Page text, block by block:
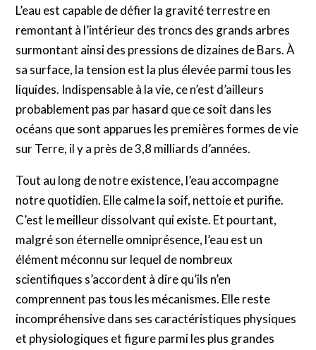
L’eau est capable de défier la gravité terrestre en
remontant à l’intérieur des troncs des grands arbres
surmontant ainsi des pressions de dizaines de Bars. À
sa surface, la tension est la plus élevée parmi tous les
liquides. Indispensable à la vie, ce n’est d’ailleurs
probablement pas par hasard que ce soit dans les
océans que sont apparues les premières formes de vie
sur Terre, il y a près de 3,8 milliards d’années.
Tout au long de notre existence, l’eau accompagne
notre quotidien. Elle calme la soif, nettoie et purifie.
C’est le meilleur dissolvant qui existe. Et pourtant,
malgré son éternelle omniprésence, l’eau est un
élément méconnu sur lequel de nombreux
scientifiques s’accordent à dire qu’ils n’en
comprennent pas tous les mécanismes. Elle reste
incompréhensive dans ses caractéristiques physiques
et physiologiques et figure parmi les plus grandes